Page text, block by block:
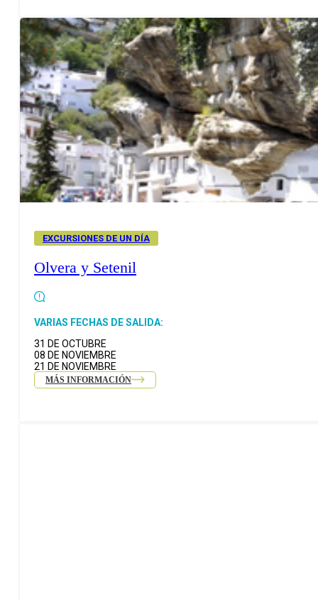
EXCURSIONES DE UN DÍA
Olvera y Setenil
VARIAS FECHAS DE SALIDA:
31 DE OCTUBRE
08 DE NOVIEMBRE
21 DE NOVIEMBRE
MÁS INFORMACIÓN